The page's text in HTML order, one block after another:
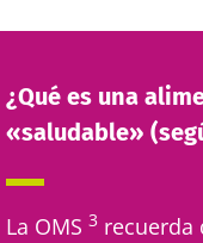
¿Qué es una
«saludable»
La OMS 3 recuerda